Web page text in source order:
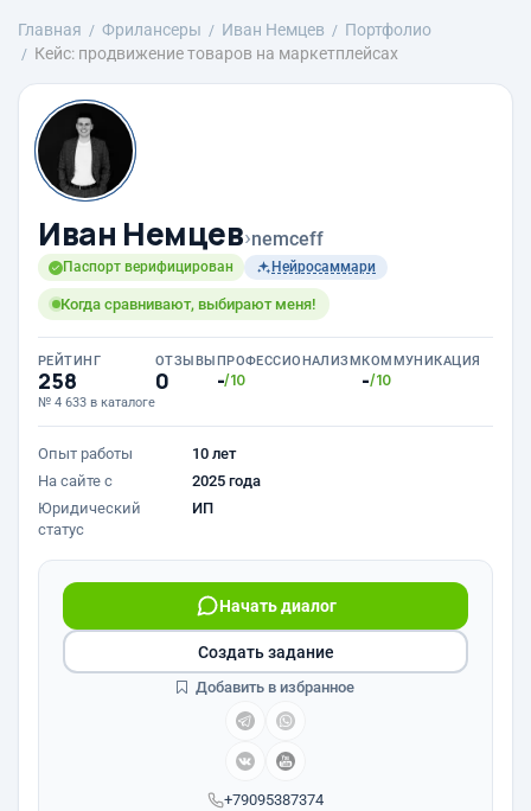
Главная Фрилансеры Иван Немцев
Портфолио
Кейс: продвижение товаров на маркетплейсах
Иван Немцев›nemceff
Паспорт верифицирован Нейросаммари
Когда сравнивают, выбирают меня!
РЕЙТИНГ
258
№ 4 633 в каталоге
ОТЗЫВЫ
0
ПРОФЕССИОНАЛИЗМ
-/10
КОММУНИКАЦИЯ
-/10
Опыт работы
10 лет
На сайте с
2025 года
Юридический
статус
ИП
+79095387374
Начать диалог
Создать задание
Добавить в избранное